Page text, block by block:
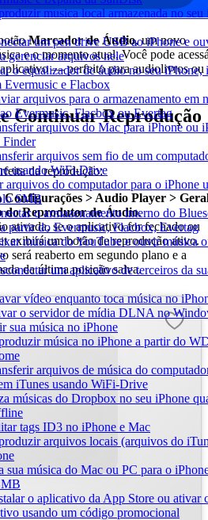
musica local armazenada no seu
um pen drive USB ao iPhone e
gerenciar arquivos nele
o equalizador de áudio no seu iPhone,
Evermusic e Flacbox
arquivos para o armazenamento em
Evermusic, Flacbox ou Evertag
arquivos do Mac para iPhone ou
Finder
arquivos sem fio de um
usando WiFi-Drive
arquivos do computador para o iPhone
SMB
o armazenamento interno do
partir do Evermusic, Flacbox, Evertag
música do YouTube e ouvir música
um aplicativo de terceiros da
vídeo enquanto toca música no
o servidor de mídia DLNA no
sua música no iPhone
música no iPhone a partir do
arquivos de música do
iTunes usando WiFi-Drive
músicas do Dropbox no seu iPhone
tags ID3 no iPhone e Mac
arquivos locais (arquivos do
sua música do Mac ou PC para o
o aplicativo da App Store ou ativar
usando um código promocional
Marcador de Áudio, um novo
e o momento atual. Você pode
— perfeito para audiolivros ou
Continuar Reprodução
da reprodução:
Configurações > Audio Player >
do Reprodutor de Áudio.
ativada, se o aplicativo for fechado ou
exibirá um botão de reprodução ativo.
será reaberto em segundo plano e a
da última posição salva.